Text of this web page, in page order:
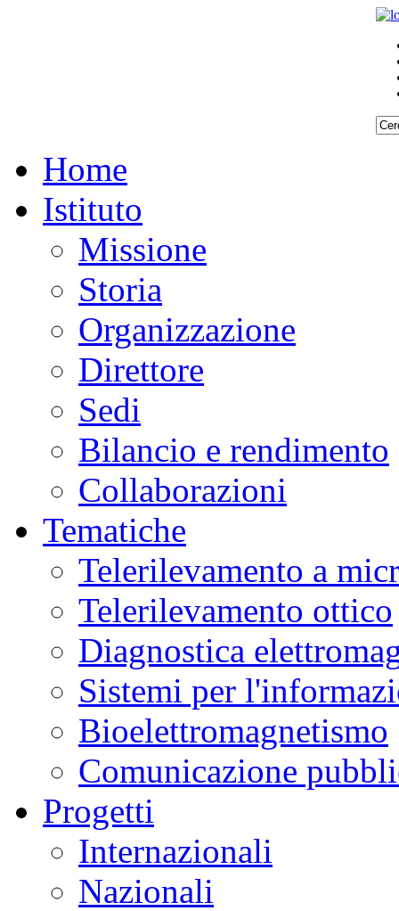
Home
Istituto
Missione
Storia
Organizzazione
Direttore
Sedi
Bilancio e rendimento
Collaborazioni
Tematiche
Telerilevamento a
Telerilevamento ottico
Diagnostica
Sistemi per
Bioelettromagnetismo
Comunicazione
Progetti
Internazionali
Nazionali